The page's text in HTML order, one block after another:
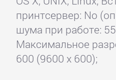
принтсервер: No
шума при работе:
Максимальное
600 (9600 x 600);